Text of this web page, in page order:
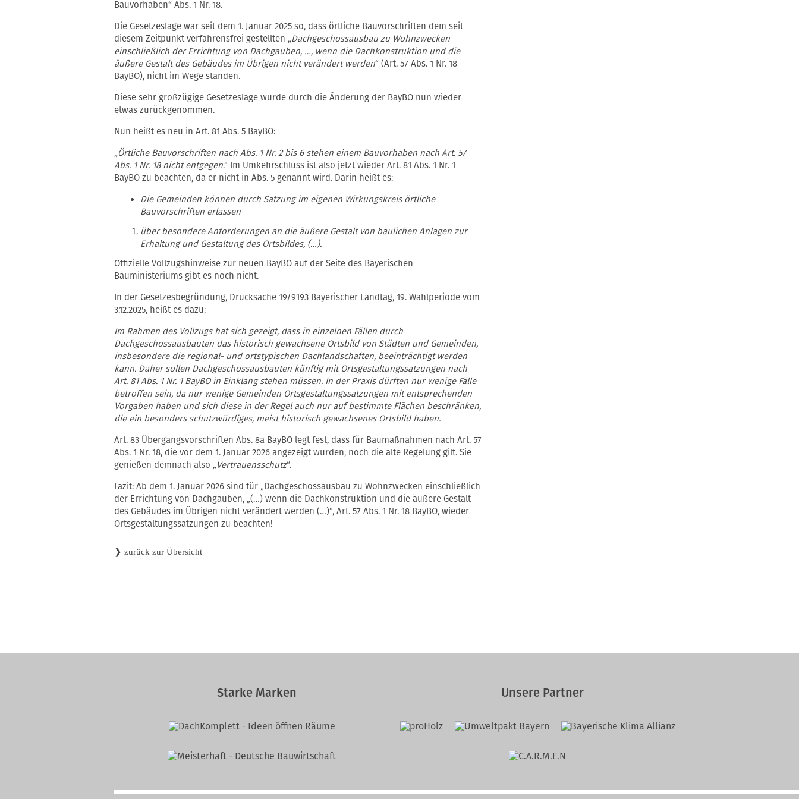
Bauvorhaben“ Abs. 1 Nr. 18.
Die Gesetzeslage war seit dem 1. Januar 2025 so, dass örtliche Bauvorschriften dem seit
diesem Zeitpunkt verfahrensfrei gestellten „Dachgeschossausbau zu Wohnzwecken
einschließlich der Errichtung von Dachgauben, …, wenn die Dachkonstruktion und die
äußere Gestalt des Gebäudes im Übrigen nicht verändert werden“ (Art. 57 Abs. 1 Nr. 18
BayBO), nicht im Wege standen.
Diese sehr großzügige Gesetzeslage wurde durch die Änderung der BayBO nun wieder
etwas zurückgenommen.
Nun heißt es neu in Art. 81 Abs. 5 BayBO:
„Örtliche Bauvorschriften nach Abs. 1 Nr. 2 bis 6 stehen einem Bauvorhaben nach Art. 57
Abs. 1 Nr. 18 nicht entgegen.“ Im Umkehrschluss ist also jetzt wieder Art. 81 Abs. 1 Nr. 1
BayBO zu beachten, da er nicht in Abs. 5 genannt wird. Darin heißt es:
Die Gemeinden können durch Satzung im eigenen Wirkungskreis örtliche
Bauvorschriften erlassen
über besondere Anforderungen an die äußere Gestalt von baulichen Anlagen zur
Erhaltung und Gestaltung des Ortsbildes, (…).
Offizielle Vollzugshinweise zur neuen BayBO auf der Seite des Bayerischen
Bauministeriums gibt es noch nicht.
In der Gesetzesbegründung, Drucksache 19/9193 Bayerischer Landtag, 19. Wahlperiode vom
3.12.2025, heißt es dazu:
Im Rahmen des Vollzugs hat sich gezeigt, dass in einzelnen Fällen durch
Dachgeschossausbauten das historisch gewachsene Ortsbild von Städten und Gemeinden,
insbesondere die regional- und ortstypischen Dachlandschaften, beeinträchtigt werden
kann. Daher sollen Dachgeschossausbauten künftig mit Ortsgestaltungssatzungen nach
Art. 81 Abs. 1 Nr. 1 BayBO in Einklang stehen müssen. In der Praxis dürften nur wenige Fälle
betroffen sein, da nur wenige Gemeinden Ortsgestaltungssatzungen mit entsprechenden
Vorgaben haben und sich diese in der Regel auch nur auf bestimmte Flächen beschränken,
die ein besonders schutzwürdiges, meist historisch gewachsenes Ortsbild haben.
Art. 83 Übergangsvorschriften Abs. 8a BayBO legt fest, dass für Baumaßnahmen nach Art. 57
Abs. 1 Nr. 18, die vor dem 1. Januar 2026 angezeigt wurden, noch die alte Regelung gilt. Sie
genießen demnach also „Vertrauensschutz“.
Fazit: Ab dem 1. Januar 2026 sind für „Dachgeschossausbau zu Wohnzwecken einschließlich
der Errichtung von Dachgauben, „(…) wenn die Dachkonstruktion und die äußere Gestalt
des Gebäudes im Übrigen nicht verändert werden (…)“, Art. 57 Abs. 1 Nr. 18 BayBO, wieder
Ortsgestaltungssatzungen zu beachten!
❯ zurück zur Übersicht
Starke Marken Unsere Partner